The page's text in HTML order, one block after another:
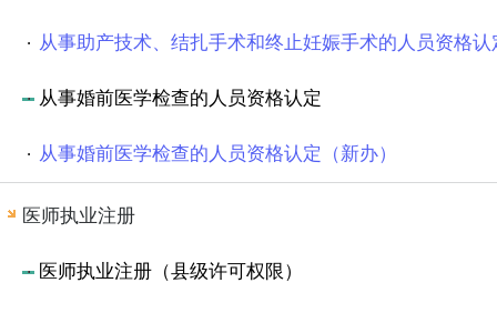
从事助产技术、结扎手术和终止妊娠手术的人员资格
从事婚前医学检查的人员资格认定
从事婚前医学检查的人员资格认定（新办）
医师执业注册
医师执业注册（县级许可权限）